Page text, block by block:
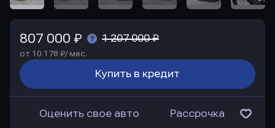
807 000 ₽ 1 207 000 ₽
от 10 178 ₽/ мес.
Купить в кредит
Оценить свое авто Рассрочка